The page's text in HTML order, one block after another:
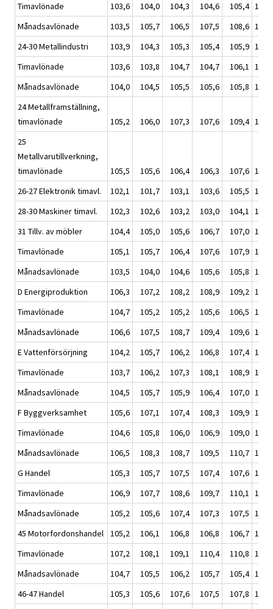
Timavlönade
103,6 104,0 104,3 104,6 105,4
Månadsavlönade
103,5 105,7 106,5 107,5 108,6
24-30 Metallindustri
103,9 104,3 105,3 105,4 105,9
Timavlönade
103,6 103,8 104,7 104,7 106,1
Månadsavlönade
104,0 104,5 105,5 105,6 105,8
24 Metallframställning,
timavlönade
105,2 106,0 107,3 107,6 109,4
25
Metallvarutillverkning,
timavlönade
105,5 105,6 106,4 106,3 107,6
26-27 Elektronik timavl.
102,1 101,7 103,1 103,6 105,5
28-30 Maskiner timavl.
102,3 102,6 103,2 103,0 104,1
31 Tillv. av möbler
104,4 105,0 105,6 106,7 107,0
Timavlönade
105,1 105,7 106,4 107,6 107,9
Månadsavlönade
103,5 104,0 104,6 105,6 105,8
D Energiproduktion
106,3 107,2 108,2 108,9 109,2
Timavlönade
104,7 105,2 105,2 105,6 106,5
Månadsavlönade
106,6 107,5 108,7 109,4 109,6
E Vattenförsörjning
104,2 105,7 106,2 106,8 107,4
Timavlönade
103,7 106,2 107,3 108,1 108,9
Månadsavlönade
104,5 105,7 105,9 106,4 107,0
F Byggverksamhet
105,6 107,1 107,4 108,3 109,9
Timavlönade
104,6 105,8 106,0 106,9 109,0
Månadsavlönade
106,5 108,3 108,7 109,5 110,7
G Handel
105,3 105,7 107,5 107,4 107,6
Timavlönade
106,9 107,7 108,6 109,7 110,1
Månadsavlönade
105,2 105,6 107,4 107,3 107,5
45 Motorfordonshandel
105,2 106,1 106,8 106,8 106,7
Timavlönade
107,2 108,1 109,1 110,4 110,8
Månadsavlönade
104,7 105,5 106,2 105,7 105,4
46-47 Handel
105,3 105,6 107,6 107,5 107,8